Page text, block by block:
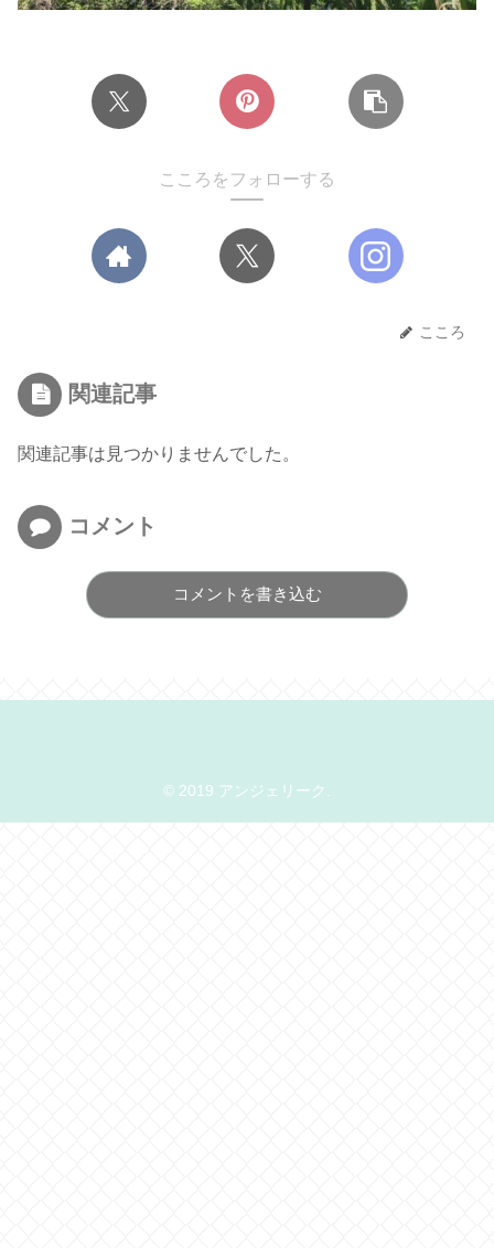
こころをフォローする
こころ
関連記事
関連記事は見つかりませんでした。
コメント
コメントを書き込む
© 2019 アンジェリーク.